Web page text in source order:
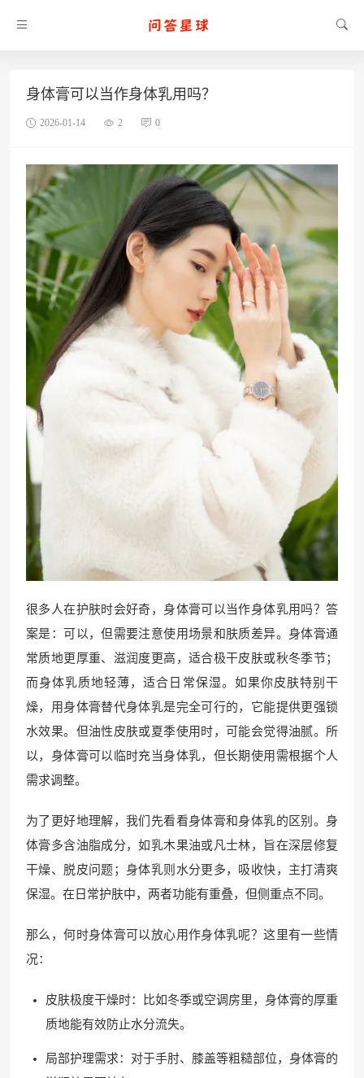
身体膏可以当作身体乳用吗？
2026-01-14 2 0
很多人在护肤时会好奇，身体膏可以当作身体乳用吗？答
案是：可以，但需要注意使用场景和肤质差异。身体膏通
常质地更厚重、滋润度更高，适合极干皮肤或秋冬季节；
而身体乳质地轻薄，适合日常保湿。如果你皮肤特别干
燥，用身体膏替代身体乳是完全可行的，它能提供更强锁
水效果。但油性皮肤或夏季使用时，可能会觉得油腻。所
以，身体膏可以临时充当身体乳，但长期使用需根据个人
需求调整。
为了更好地理解，我们先看看身体膏和身体乳的区别。身
体膏多含油脂成分，如乳木果油或凡士林，旨在深层修复
干燥、脱皮问题；身体乳则水分更多，吸收快，主打清爽
保湿。在日常护肤中，两者功能有重叠，但侧重点不同。
那么，何时身体膏可以放心用作身体乳呢？这里有一些情
况：
皮肤极度干燥时：比如冬季或空调房里，身体膏的厚重
质地能有效防止水分流失。
局部护理需求：对于手肘、膝盖等粗糙部位，身体膏的